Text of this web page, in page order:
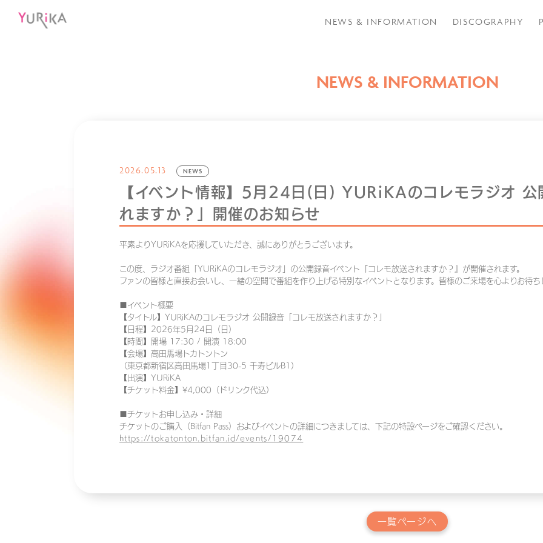
NEWS & INFORMATION DISCOGRAPHY
NEWS & INFORMATION
2026.05.13 NEWS
【イベント情報】5月24日(日) YURiKAのコレモラジオ 公
れますか？」開催のお知らせ
平素よりYURiKAを応援していただき、誠にありがとうございます。
この度、ラジオ番組「YURiKAのコレモラジオ」の公開録音イベント『コレモ放送されますか？』が開催されます。
ファンの皆様と直接お会いし、一緒の空間で番組を作り上げる特別なイベントとなります。皆様のご来場を心よりお待ち
■イベント概要
【タイトル】YURiKAのコレモラジオ 公開録音「コレモ放送されますか？」
【日程】2026年5月24日（日）
【時間】開場 17:30 / 開演 18:00
【会場】高田馬場トカトントン
（東京都新宿区高田馬場1丁目30-5 千寿ビルB1）
【出演】YURiKA
【チケット料金】¥4,000（ドリンク代込）
■チケットお申し込み・詳細
チケットのご購入（Bitfan Pass）およびイベントの詳細につきましては、下記の特設ページをご確認ください。
https://tokatonton.bitfan.id/events/19074
一覧ページへ